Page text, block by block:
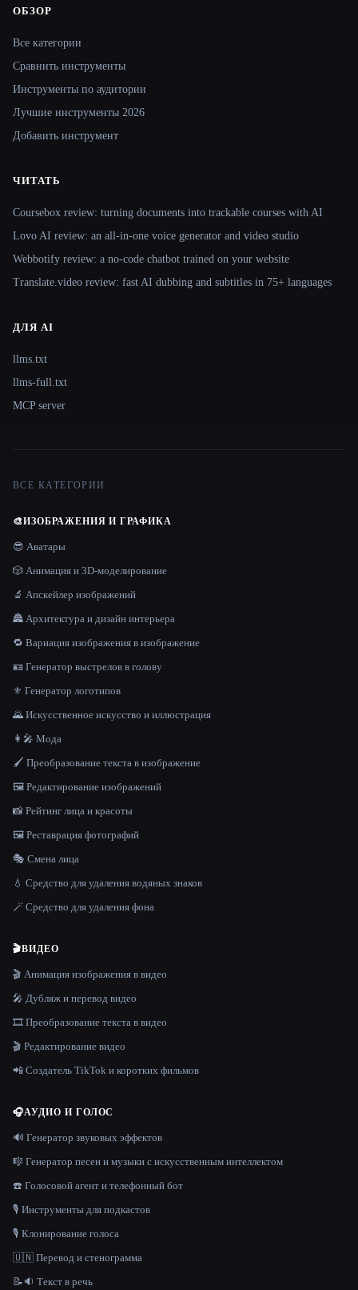
Site navigation
ОБЗОР
Все категории
Сравнить инструменты
Инструменты по аудитории
Лучшие инструменты 2026
Добавить инструмент
ЧИТАТЬ
Coursebox review: turning documents into trackable courses with AI
Lovo AI review: an all-in-one voice generator and video studio
Webbotify review: a no-code chatbot trained on your website
Translate.video review: fast AI dubbing and subtitles in 75+ languages
ДЛЯ AI
llms.txt
llms-full.txt
MCP server
ВСЕ КАТЕГОРИИ
🎨ИЗОБРАЖЕНИЯ И ГРАФИКА
😎 Аватары
🎲 Анимация и 3D-моделирование
🔬 Апскейлер изображений
🏯 Архитектура и дизайн интерьера
🔁 Вариация изображения в изображение
🪪 Генератор выстрелов в голову
⚜️ Генератор логотипов
🌄 Искусственное искусство и иллюстрация
👩‍🎤 Мода
🖌️ Преобразование текста в изображение
🖼️ Редактирование изображений
📸 Рейтинг лица и красоты
🖼️ Реставрация фотографий
🎭 Смена лица
💧 Средство для удаления водяных знаков
🪄 Средство для удаления фона
🎬ВИДЕО
🎬 Анимация изображения в видео
🎤 Дубляж и перевод видео
🎞️ Преобразование текста в видео
🎬 Редактирование видео
📲 Создатель TikTok и коротких фильмов
🎧АУДИО И ГОЛОС
🔊 Генератор звуковых эффектов
🎼 Генератор песен и музыки с искусственным интеллектом
☎️ Голосовой агент и телефонный бот
🎙️ Инструменты для подкастов
🎙️ Клонирование голоса
🇺🇳 Перевод и стенограмма
📝🔉 Текст в речь